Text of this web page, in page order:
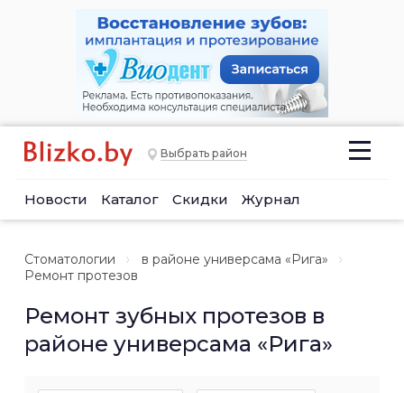
Выбрать район
Новости Каталог Скидки Журнал
Стоматологии
в районе универсама «Рига»
Ремонт протезов
Ремонт зубных протезов в
районе универсама «Рига»